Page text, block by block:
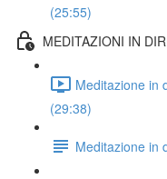
(25:55)
MEDITAZIONI IN
Meditazione in
(29:38)
Meditazione in